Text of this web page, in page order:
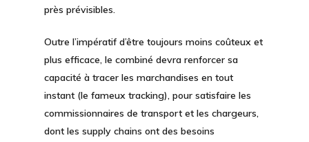
près prévisibles.
Outre l’impératif d’être toujours moins coûteux et
plus efficace, le combiné devra renforcer sa
capacité à tracer les marchandises en tout
instant (le fameux tracking), pour satisfaire les
commissionnaires de transport et les chargeurs,
dont les supply chains ont des besoins